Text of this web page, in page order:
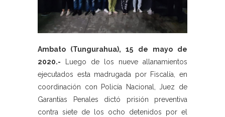
Ambato (Tungurahua), 15 de mayo de
2020.- Luego de los nueve allanamientos
ejecutados esta madrugada por Fiscalía, en
coordinación con Policía Nacional, Juez de
Garantías Penales dictó prisión preventiva
contra siete de los ocho detenidos por el